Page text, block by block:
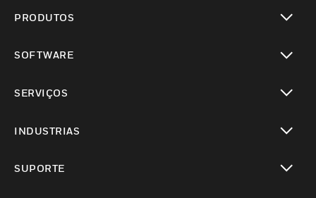
PRODUTOS
SOFTWARE
SERVIÇOS
INDUSTRIAS
SUPORTE